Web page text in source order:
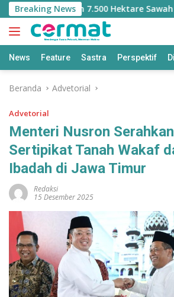
Langsung
ke
konten
Breaking News
Jatah 7.500 Hektare Sawah
News Feature Sastra Perspektif
Beranda Advetorial
Advetorial
Menteri Nusron
Sertipikat Tanah Wakaf
Ibadah di Jawa Timur
Redaksi
15 Desember 2025